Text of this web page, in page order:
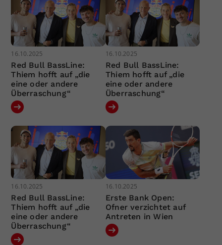
16.10.2025
Red Bull BassLine:
Thiem hofft auf „die
eine oder andere
Überraschung“
16.10.2025
Red Bull BassLine:
Thiem hofft auf „die
eine oder andere
Überraschung“
16.10.2025
Red Bull BassLine:
Thiem hofft auf „die
eine oder andere
Überraschung“
16.10.2025
Erste Bank Open:
Ofner verzichtet auf
Antreten in Wien